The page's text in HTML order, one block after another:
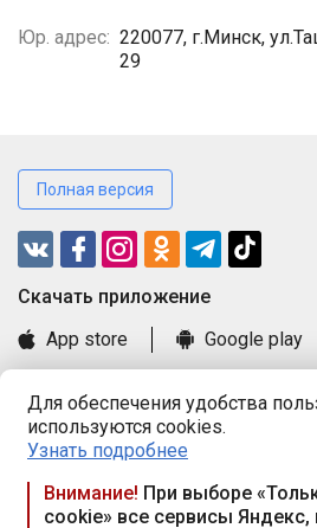
Для обеспечения удобства
используются cookies.
Узнать подробнее
Внимание! При выборе
cookie» все сервисы Яндекс,
Юр. адрес: 220077, г.Минск,
29
Полная версия
Cкачать приложение
App store
Google play
Книга замечаний и предложений
Правила и документы
Praca.by © 2000—2026, ООО «ПРАЦА
Республика Беларусь, 220114, г.